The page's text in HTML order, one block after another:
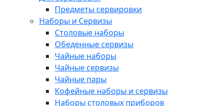
Предметы сервировки
Наборы и Сервизы
Столовые наборы
Обеденные сервизы
Чайные наборы
Чайные сервизы
Чайные пары
Кофейные наборы и сервизы
Наборы столовых приборов